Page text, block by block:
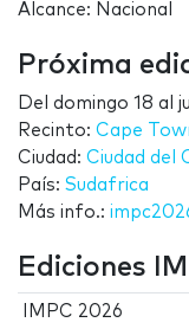
Alcance: Nacional
Próxima
Del domingo 18 al
Recinto: Cape
Ciudad: Ciudad del
País: Sudafrica
Más info.:
Ediciones
IMPC 2026